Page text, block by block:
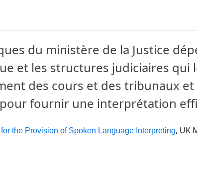
du ministère de la Justice
et les structures judiciaires qui
des cours et des tribunaux et
fournir une interprétation
the Provision of Spoken Language Interpreting, UK